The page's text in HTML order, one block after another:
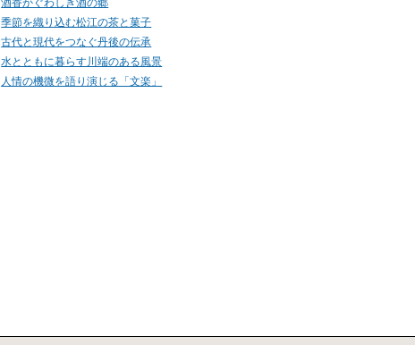
季節を織り込む松江の茶と菓子
古代と現代をつなぐ丹後の伝承
水とともに暮らす川端のある風景
人情の機微を語り演じる「文楽」